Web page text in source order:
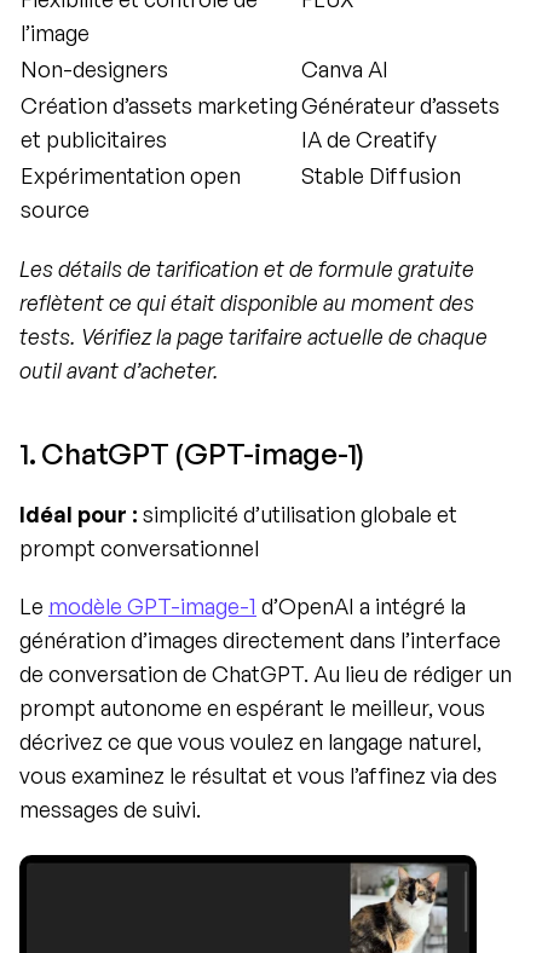
l’image
Non-designers
Canva AI
Création d’assets marketing
et publicitaires
Générateur d’assets
IA de Creatify
Expérimentation open
source
Stable Diffusion
Les détails de tarification et de formule gratuite
reflètent ce qui était disponible au moment des
tests. Vérifiez la page tarifaire actuelle de chaque
outil avant d’acheter.
1. ChatGPT (GPT-image-1)
Idéal pour : simplicité d’utilisation globale et
prompt conversationnel
Le modèle GPT-image-1 d’OpenAI a intégré la
génération d’images directement dans l’interface
de conversation de ChatGPT. Au lieu de rédiger un
prompt autonome en espérant le meilleur, vous
décrivez ce que vous voulez en langage naturel,
vous examinez le résultat et vous l’affinez via des
messages de suivi.